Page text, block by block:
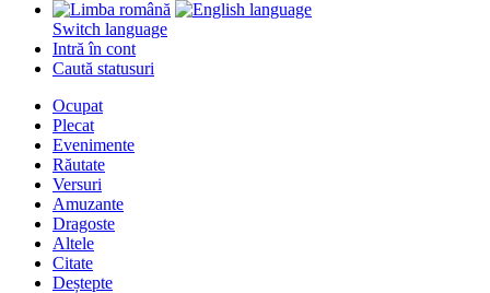
Switch language
Intră în cont
Caută statusuri
Ocupat
Plecat
Evenimente
Răutate
Versuri
Amuzante
Dragoste
Altele
Citate
Deștepte